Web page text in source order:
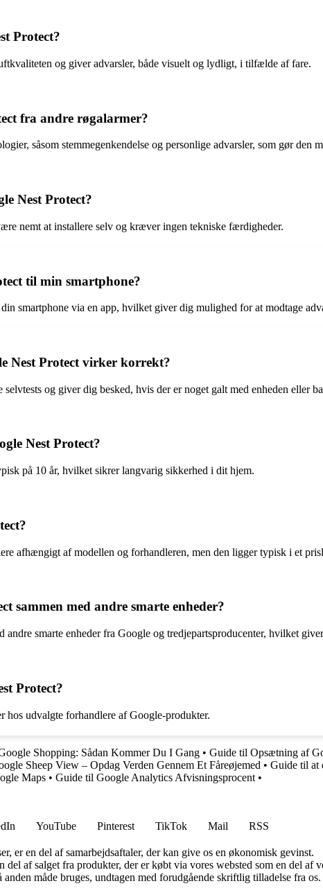
Protect?
og giver advarsler, både visuelt og lydligt, i tilfælde af fare.
fra andre røgalarmer?
såsom stemmegenkendelse og personlige advarsler, som gør den
Nest Protect?
nemt at installere selv og kræver ingen tekniske færdigheder.
til min smartphone?
smartphone via en app, hvilket giver dig mulighed for at modtage
Nest Protect virker korrekt?
og giver dig besked, hvis der er noget galt med enheden eller
Nest Protect?
på 10 år, hvilket sikrer langvarig sikkerhed i dit hjem.
afhængigt af modellen og forhandleren, men den ligger typisk i et
sammen med andre smarte enheder?
andre smarte enheder fra Google og tredjepartsproducenter, hvilket
Protect?
hos udvalgte forhandlere af Google-produkter.
Shopping: Sådan Kommer Du I Gang • Guide til Opsætning af
Sheep View – Opdag Verden Gennem Et Fåreøjemed • Guide til at
Maps • Guide til Google Analytics Afvisningsprocent •
YouTube Pinterest TikTok Mail
RSS
er en del af samarbejdsaftaler, der kan give os en økonomisk gevinst.
af salget fra produkter, der er købt via vores websted som en del af
anden måde bruges, undtagen med forudgående skriftlig tilladelse fra os.